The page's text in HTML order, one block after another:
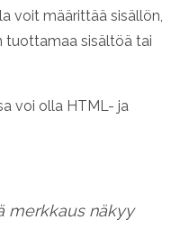
voit määrittää sisällön,
tuottamaa sisältöä tai
voi olla HTML- ja
merkkaus näkyy